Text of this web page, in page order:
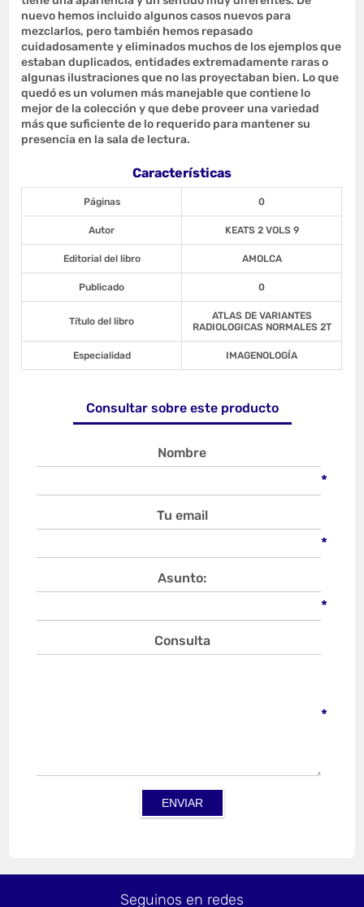
nuevo hemos incluido algunos casos nuevos para
mezclarlos, pero también hemos repasado
cuidadosamente y eliminados muchos de los ejemplos que
estaban duplicados, entidades extremadamente raras o
algunas ilustraciones que no las proyectaban bien. Lo que
quedó es un volumen más manejable que contiene lo
mejor de la colección y que debe proveer una variedad
más que suficiente de lo requerido para mantener su
presencia en la sala de lectura.
Características
Páginas 0
Autor KEATS 2 VOLS 9
Editorial del libro AMOLCA
Publicado 0
Título del libro
ATLAS DE VARIANTES
RADIOLOGICAS NORMALES 2T
Especialidad IMAGENOLOGÍA
Consultar sobre este producto
Nombre
*
Tu email
*
Asunto:
*
Consulta
*
Seguinos en redes